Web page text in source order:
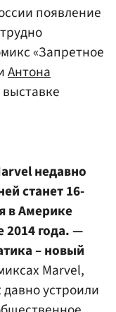
появление
«Запретное
Антона
недавно
станет 16-
в Америке
2014 года. —
– новый
Marvel,
устроили